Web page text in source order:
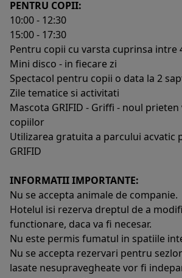
PENTRU COPII:
10:00 - 12:30
15:00 - 17:30
Pentru copii cu varsta cuprinsa intre
Mini disco - in fiecare zi
Spectacol pentru copii o data la 2
Zile tematice si activitati
Mascota GRIFID - Griffi - noul
copiilor
Utilizarea gratuita a parcului acvatic
GRIFID
INFORMATII IMPORTANTE:
Nu se accepta animale de companie.
Hotelul isi rezerva dreptul de a
functionare, daca va fi necesar.
Nu este permis fumatul in spatiile
Nu se accepta rezervari pentru
lasate nesupravegheate vor fi